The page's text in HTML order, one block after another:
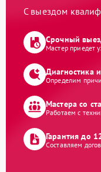
С выездом
Срочный
Мастер приедет
Диагностика
Определим
Мастера со
Работаем с
Гарантия до
Составляем